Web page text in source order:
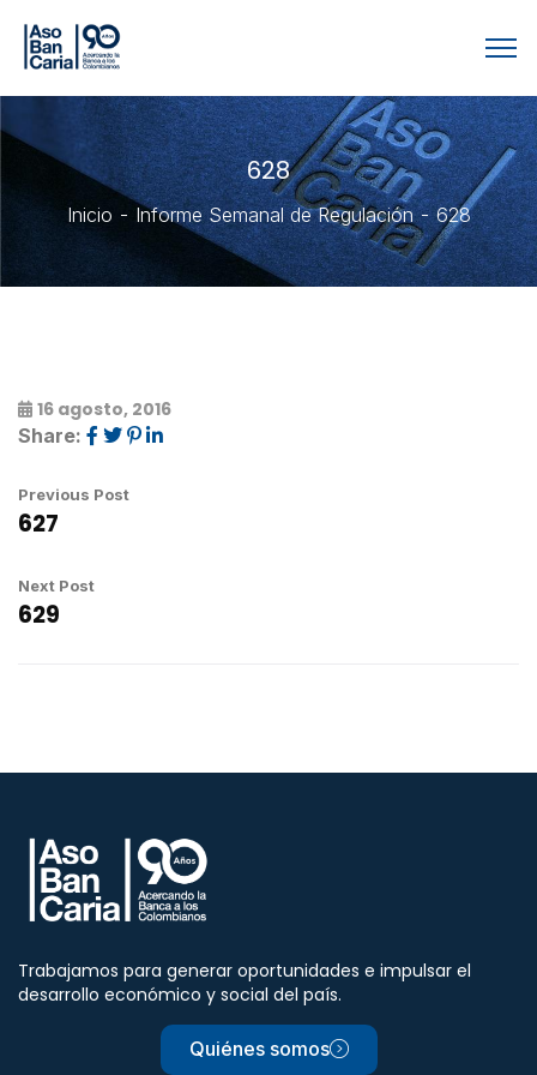
628
Inicio Informe Semanal de Regulación 628
16 agosto, 2016
Share:
Previous Post
627
Next Post
629
Trabajamos para generar oportunidades e impulsar el
desarrollo económico y social del país.
Quiénes somos